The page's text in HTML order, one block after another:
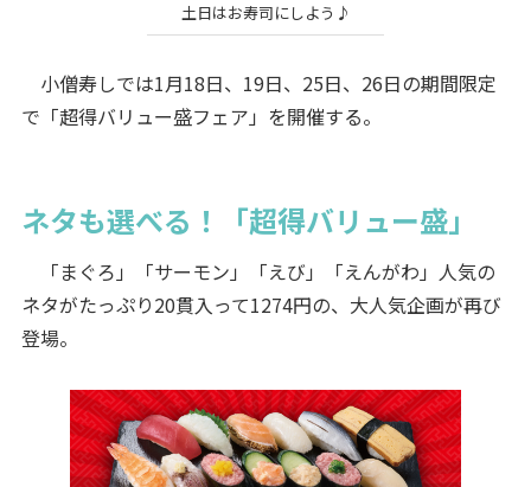
土日はお寿司にしよう♪
小僧寿しでは1月18日、19日、25日、26日の期間限定
で「超得バリュー盛フェア」を開催する。
ネタも選べる！「超得バリュー盛」
「まぐろ」「サーモン」「えび」「えんがわ」人気の
ネタがたっぷり20貫入って1274円の、大人気企画が再び
登場。